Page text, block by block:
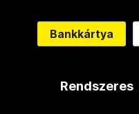
Bankkártya
Rendszeres